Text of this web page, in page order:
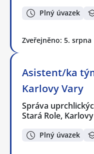
Plný úvazek
Zveřejněno: 5. srpna
Asistent/ka
Karlovy Vary
Správa
Stará Role,
Plný úvazek